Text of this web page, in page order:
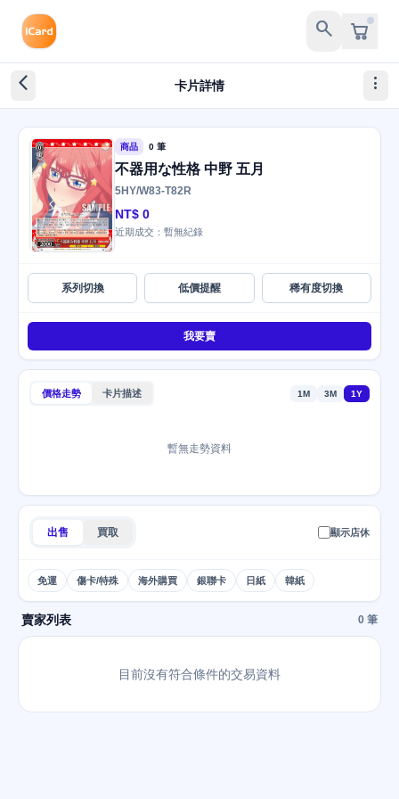
search
arrow_back_ios_new 卡片詳情 more_vert
商品 0 筆
不器用な性格 中野 五月
5HY/W83-T82R
NT$ 0
近期成交：暫無紀錄
系列切換 低價提醒 稀有度切換
我要賣
價格走勢 卡片描述 1M 3M 1Y
暫無走勢資料
出售 買取 顯示店休
免運 傷卡/特殊 海外購買 銀聯卡 日紙 韓紙
賣家列表 0 筆
目前沒有符合條件的交易資料